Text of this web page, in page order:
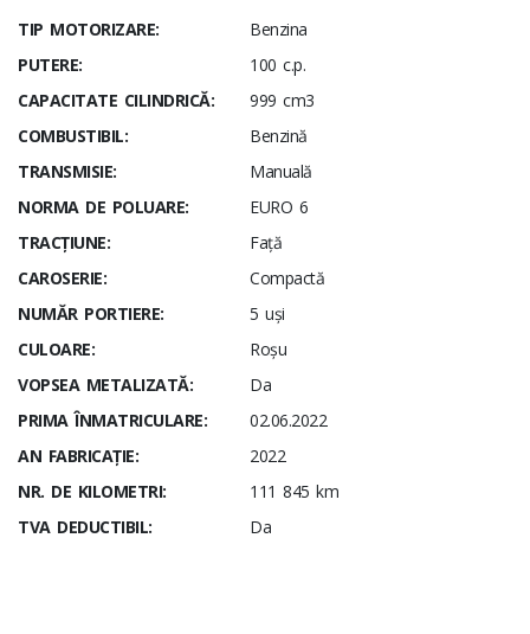
TIP MOTORIZARE:
Benzina
PUTERE:
100 c.p.
CAPACITATE CILINDRICĂ:
999 cm3
COMBUSTIBIL:
Benzină
TRANSMISIE:
Manuală
NORMA DE POLUARE:
EURO 6
TRACȚIUNE:
Față
CAROSERIE:
Compactă
NUMĂR PORTIERE:
5 uși
CULOARE:
Roșu
VOPSEA METALIZATĂ:
Da
PRIMA ÎNMATRICULARE:
02.06.2022
AN FABRICAȚIE:
2022
NR. DE KILOMETRI:
111 845 km
TVA DEDUCTIBIL:
Da